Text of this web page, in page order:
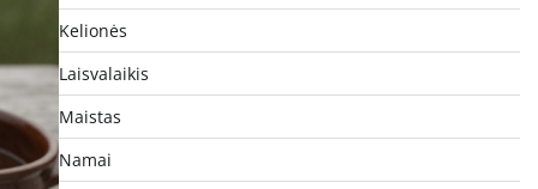
Kelionės
Laisvalaikis
Maistas
Namai